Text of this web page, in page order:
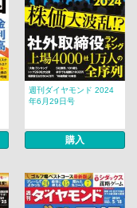
週刊ダイヤモンド 2024
年6月29日号
購入